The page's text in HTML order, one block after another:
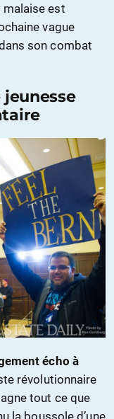
malaise est
vague
son combat
jeunesse
écho à
révolutionnaire
tout ce que